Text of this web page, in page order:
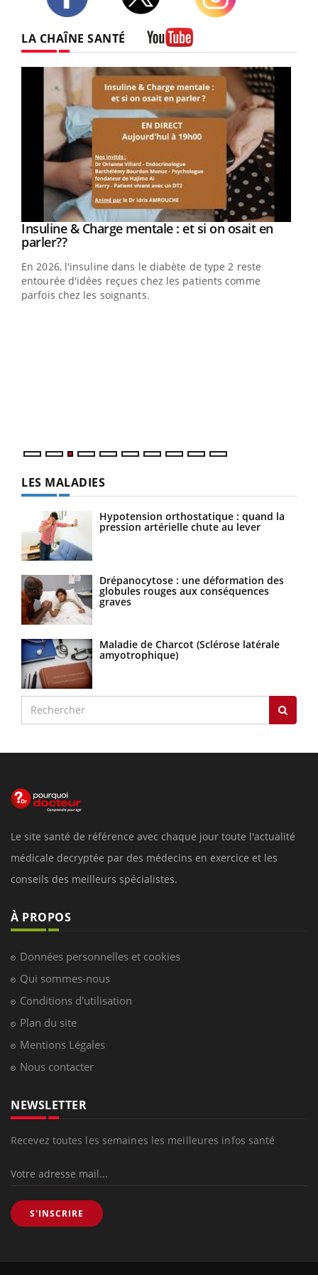
LA CHAÎNE SANTÉ
Youtube
Insuline & Charge mentale : et si on osait en
parler??Youtube
En 2026, l'insuline dans le diabète de type 2 reste
entourée d'idées reçues chez les patients comme
parfois chez les soignants.
LES MALADIES
Hypotension orthostatique : quand la
pression artérielle chute au lever
Drépanocytose : une déformation des
globules rouges aux conséquences
graves
Maladie de Charcot (Sclérose latérale
amyotrophique)
Le site santé de référence avec chaque jour toute l'actualité
médicale decryptée par des médecins en exercice et les
conseils des meilleurs spécialistes.
À PROPOS
Données personnelles et cookies
Qui sommes-nous
Conditions d'utilisation
Plan du site
Mentions Légales
Nous contacter
NEWSLETTER
Recevez toutes les semaines les meilleures infos santé
S'INSCRIRE